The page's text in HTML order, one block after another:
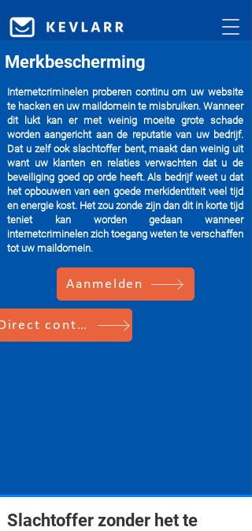
Merkbescherming
Internetcriminelen proberen continu om uw website
te hacken en uw maildomein te misbruiken. Wanneer
dit lukt kan er met weinig moeite grote schade
worden aangericht aan de reputatie van uw bedrijf.
Dat u zelf ook slachtoffer bent, maakt dan weinig uit
want uw klanten en relaties verwachten dat u de
beveiliging goed op orde heeft. Als bedrijf weet u dat
het opbouwen van een goede merkidentiteit veel tijd
en energie kost. Het zou zonde zijn dan dit in korte tijd
teniet kan worden gedaan wanneer
internetcriminelen zich toegang weten te verschaffen
tot uw maildomein.
Aanmelden
contact
Slachtoffer zonder het te